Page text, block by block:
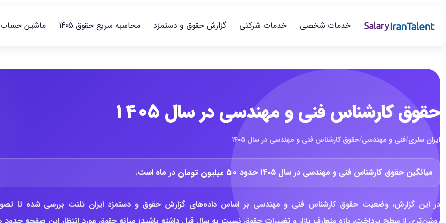
خدمات شخصی خدمات شرکتی گزارش حقوق و دستمزد محاسبه سریع حقوق 1405 ماشین حساب
حقوق کارشناس فنی و مهندسی در سال ۱۴۰۵
ایران سلری/فنی و مهندسی/حقوق کارشناس فنی و مهندسی در سال ۱۴۰۵
میانگین حقوق کارشناس فنی و مهندسی در سال ۱۴۰۵ حدود ۵۰ میلیون تومان در ماه است.
در این گزارش، وضعیت حقوق کارشناس فنی و مهندسی بر اساس داده‌های گزارش حقوق و دستمزد ایران تلنت بررسی شده تا